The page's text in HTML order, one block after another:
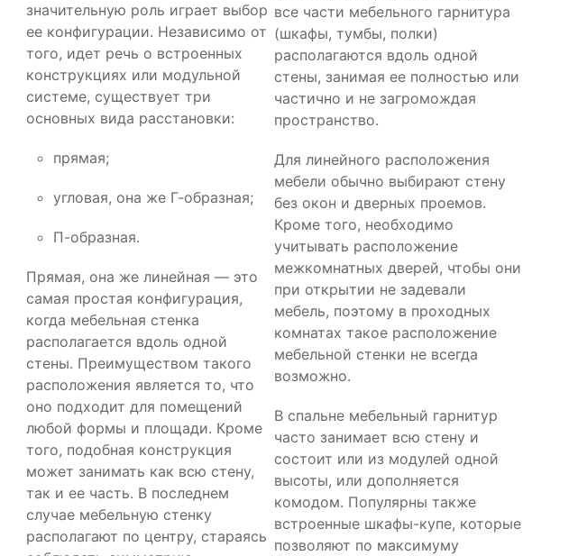
значительную роль играет выбор
ее конфигурации. Независимо от
того, идет речь о встроенных
конструкциях или модульной
системе, существует три
основных вида расстановки:
прямая;
угловая, она же Г-образная;
П-образная.
Прямая, она же линейная — это
самая простая конфигурация,
когда мебельная стенка
располагается вдоль одной
стены. Преимуществом такого
расположения является то, что
оно подходит для помещений
любой формы и площади. Кроме
того, подобная конструкция
может занимать как всю стену,
так и ее часть. В последнем
случае мебельную стенку
располагают по центру, стараясь
все части мебельного гарнитура
(шкафы, тумбы, полки)
располагаются вдоль одной
стены, занимая ее полностью или
частично и не загромождая
пространство.
Для линейного расположения
мебели обычно выбирают стену
без окон и дверных проемов.
Кроме того, необходимо
учитывать расположение
межкомнатных дверей, чтобы они
при открытии не задевали
мебель, поэтому в проходных
комнатах такое расположение
мебельной стенки не всегда
возможно.
В спальне мебельный гарнитур
часто занимает всю стену и
состоит или из модулей одной
высоты, или дополняется
комодом. Популярны также
встроенные шкафы-купе, которые
позволяют по максимуму